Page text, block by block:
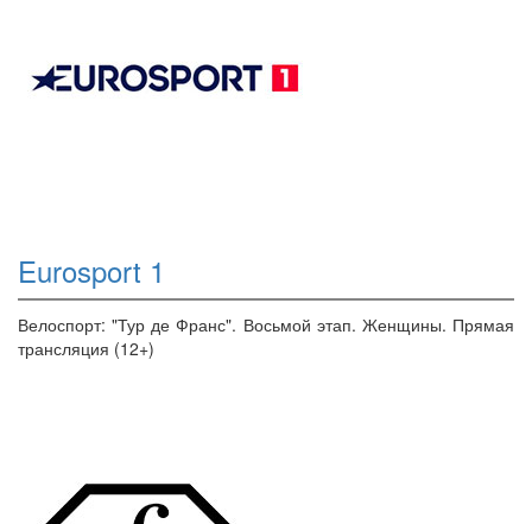
Eurosport 1
Велоспорт: "Тур де Франс". Восьмой этап. Женщины. Прямая
трансляция (12+)